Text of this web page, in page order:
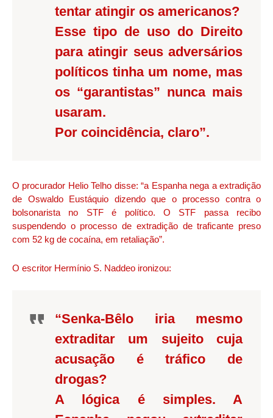
tentar atingir os americanos?
Esse tipo de uso do Direito
para atingir seus adversários
políticos tinha um nome, mas
os “garantistas” nunca mais
usaram.
Por coincidência, claro”.
O procurador Helio Telho disse: “a Espanha nega a extradição
de Oswaldo Eustáquio dizendo que o processo contra o
bolsonarista no STF é político. O STF passa recibo
suspendendo o processo de extradição de traficante preso
com 52 kg de cocaína, em retaliação”.
O escritor Hermínio S. Naddeo ironizou:
“Senka-Bêlo iria mesmo
extraditar um sujeito cuja
acusação é tráfico de
drogas?
A lógica é simples. A